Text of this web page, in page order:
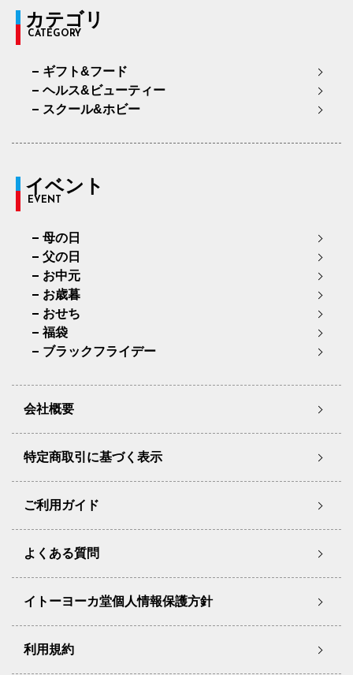
カテゴリ
CATEGORY
ギフト&フード
ヘルス&ビューティー
スクール&ホビー
イベント
EVENT
母の日
父の日
お中元
お歳暮
おせち
福袋
ブラックフライデー
会社概要
特定商取引に基づく表示
ご利用ガイド
よくある質問
イトーヨーカ堂個人情報保護方針
利用規約